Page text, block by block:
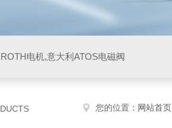
电机,意大利ATOS电磁阀
您的位置： 网站首页